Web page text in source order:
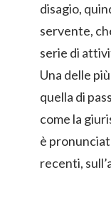
disagio,
servente,
serie di
Una delle
quella di
come la
è
recenti,